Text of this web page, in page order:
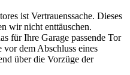
ist Vertrauenssache. Dieses
wir nicht enttäuschen.
für Ihre Garage passende Tor
vor dem Abschluss eines
über die Vorzüge der